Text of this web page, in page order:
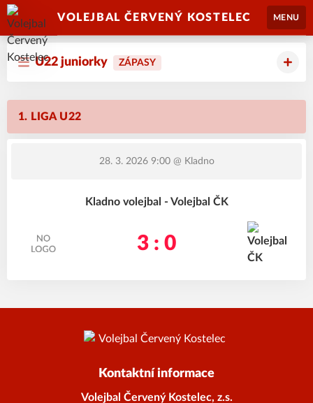
VOLEJBAL ČERVENÝ KOSTELEC MENU
U22 juniorky ZÁPASY
1. LIGA U22
28. 3. 2026 9:00@ Kladno
Kladno volejbal - Volejbal ČK
3 : 0
Kontaktní informace
Volejbal Červený Kostelec, z.s.